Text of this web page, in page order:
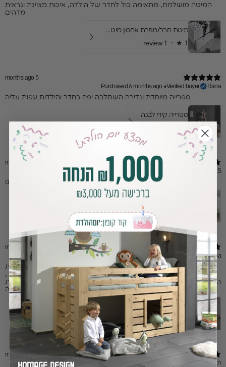
המיטה מושלמת, מתאימה בול לחדר של הילדה, איכות מצוינת ונראית
מדהים
מיטת חבר/מגירת אחסון מיטת אריק
1
★ ·
1 review
5 months ago
Rana
Verified buyer
•
Purchased 6 months ago
ספרייה מיוחדת ונדירה השתלבה יפה בחדר והילדות עפות עליה
ספרייה קידי לבנה
Rana S.
Purchased 6 months ago
מזרן נוח אהבנו
מזרן אורגני פלוס 200X90X14
Rana
Verified buyer
•
Purchased 6 months ago
קניתי שתי מיטות לבנות שלי בגיל 5 ו 7. הן מתות על המיטות. לא רוצות
לצאת מהחדר :) והכי חשוב שהקטנה שלי שבד״כ עוברת אלי בלילה ,
השלימה לילה שלם במיטה. השירות מהמם וקיבלנו את המיטות במהירות
רבה.
מיטת קאסמי לבנה
5
★ ·
1 review
6 months ago
תהילה ש.
Verified buyer
Purchased 6 months ago